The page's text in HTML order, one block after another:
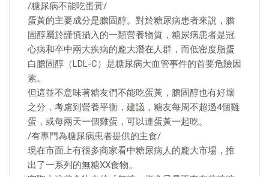
/糖尿病不能吃蛋黃/
蛋黃的主要成分是膽固醇。對於糖尿病患者來說，膽
固醇屬於謹慎攝入的一類營養物質，糖尿病患者是冠
心病和卒中兩大疾病的龐大潛在人群，而低密度脂蛋
白膽固醇（LDL-C）是糖尿病大血管事件的首要危險因
素。
但這並不意味著糖友們不能吃蛋黃，膽固醇也有好壞
之分，考慮到營養平衡，建議，糖友每周不超過4個雞
蛋，或每兩天一個雞蛋，可以連蛋黃一起吃。
/有專門為糖尿病患者提供的主食/
現在市面上有很多商家看中糖尿病人的龐大市場，推
出了一系列的無糖XX食物。